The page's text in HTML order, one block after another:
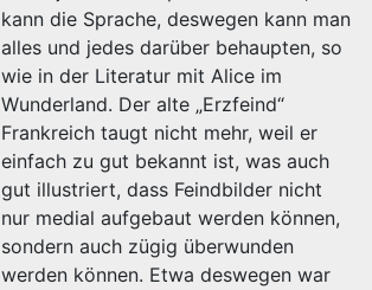
kann die Sprache, deswegen kann man
alles und jedes darüber behaupten, so
wie in der Literatur mit Alice im
Wunderland. Der alte „Erzfeind“
Frankreich taugt nicht mehr, weil er
einfach zu gut bekannt ist, was auch
gut illustriert, dass Feindbilder nicht
nur medial aufgebaut werden können,
sondern auch zügig überwunden
werden können. Etwa deswegen war